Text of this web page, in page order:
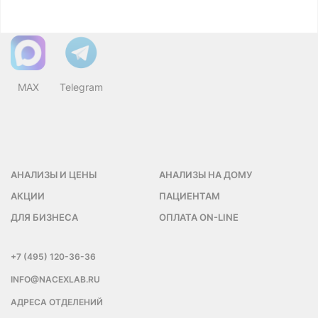
MAX Telegram
АНАЛИЗЫ И ЦЕНЫ
АНАЛИЗЫ НА ДОМУ
АКЦИИ
ПАЦИЕНТАМ
ДЛЯ БИЗНЕСА
ОПЛАТА ON-LINE
+7 (495) 120-36-36
INFO@NACEXLAB.RU
АДРЕСА ОТДЕЛЕНИЙ